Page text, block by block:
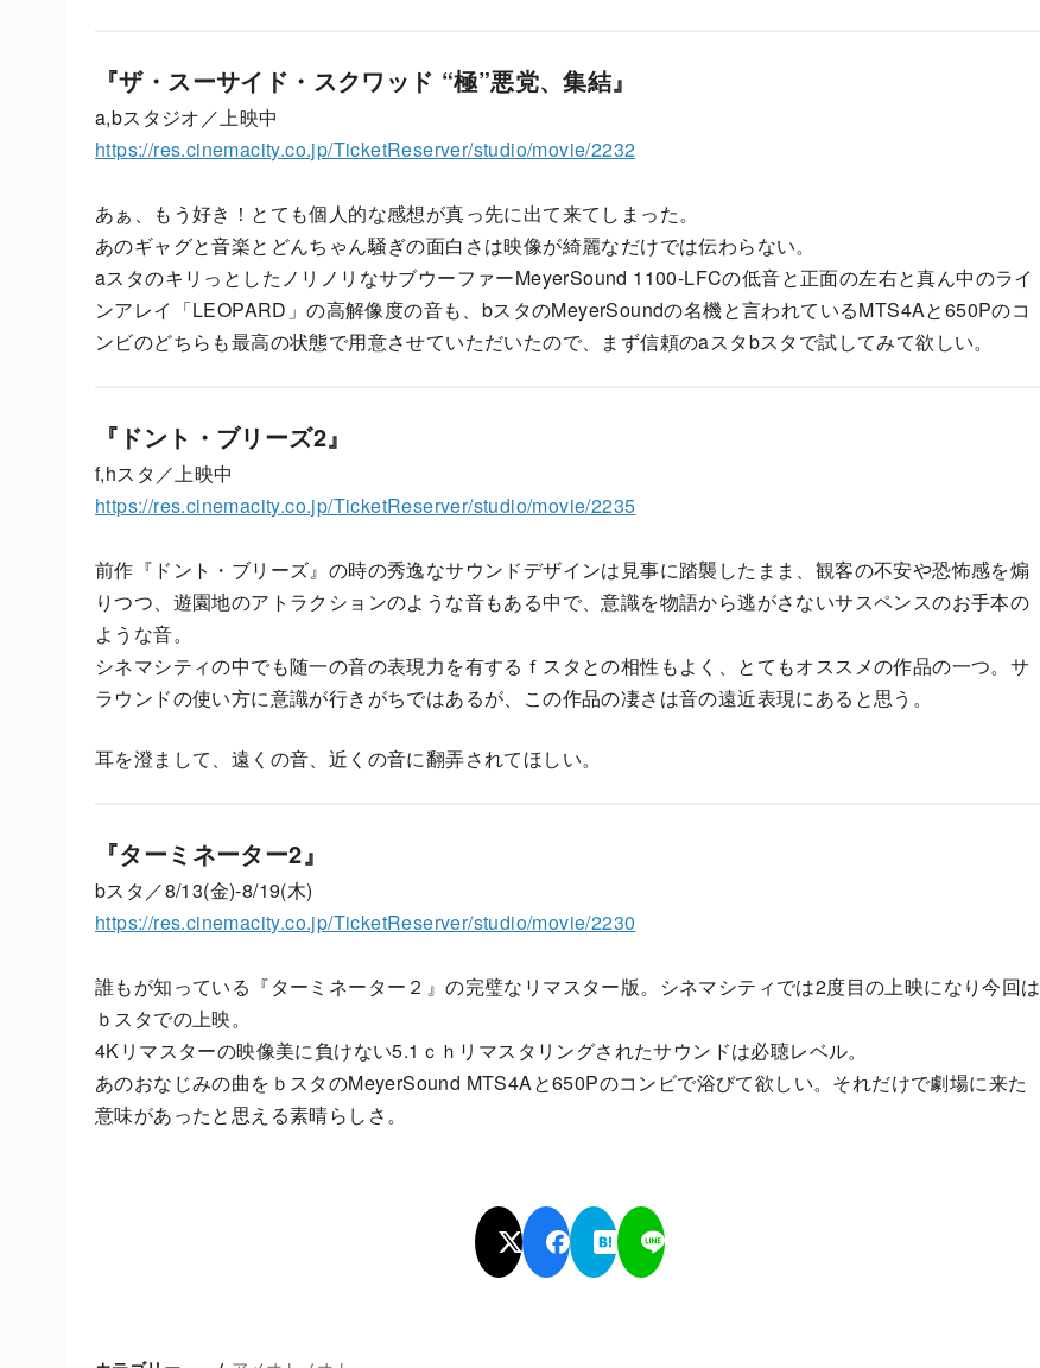
『ザ・スーサイド・スクワッド “極”悪党、集結』
a,bスタジオ／上映中
https://res.cinemacity.co.jp/TicketReserver/studio/movie/2232
あぁ、もう好き！とても個人的な感想が真っ先に出て来てしまった。
あのギャグと音楽とどんちゃん騒ぎの面白さは映像が綺麗なだけでは伝わらない。
aスタのキリっとしたノリノリなサブウーファーMeyerSound 1100-LFCの低音と正面の左右と真ん中のライ
ンアレイ「LEOPARD」の高解像度の音も、bスタのMeyerSoundの名機と言われているMTS4Aと650Pのコ
ンビのどちらも最高の状態で用意させていただいたので、まず信頼のaスタbスタで試してみて欲しい。
『ドント・ブリーズ2』
f,hスタ／上映中
https://res.cinemacity.co.jp/TicketReserver/studio/movie/2235
前作『ドント・ブリーズ』の時の秀逸なサウンドデザインは見事に踏襲したまま、観客の不安や恐怖感を煽
りつつ、遊園地のアトラクションのような音もある中で、意識を物語から逃がさないサスペンスのお手本の
ような音。
シネマシティの中でも随一の音の表現力を有するｆスタとの相性もよく、とてもオススメの作品の一つ。サ
ラウンドの使い方に意識が行きがちではあるが、この作品の凄さは音の遠近表現にあると思う。
耳を澄まして、遠くの音、近くの音に翻弄されてほしい。
『ターミネーター2』
bスタ／8/13(金)-8/19(木)
https://res.cinemacity.co.jp/TicketReserver/studio/movie/2230
誰もが知っている『ターミネーター２』の完璧なリマスター版。シネマシティでは2度目の上映になり今回は
ｂスタでの上映。
4Kリマスターの映像美に負けない5.1ｃｈリマスタリングされたサウンドは必聴レベル。
あのおなじみの曲をｂスタのMeyerSound MTS4Aと650Pのコンビで浴びて欲しい。それだけで劇場に来た
意味があったと思える素晴らしさ。